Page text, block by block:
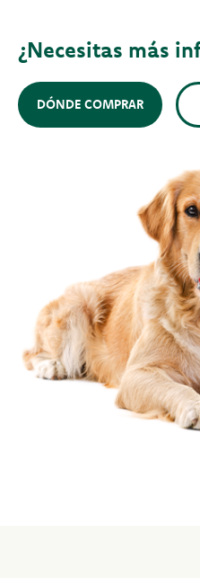
¿Necesitas más
DÓNDE COMPRAR